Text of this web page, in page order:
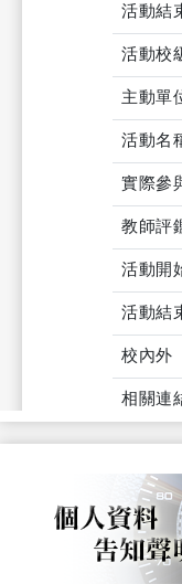
活動結
活動校
主動單
活動名
實際參
教師評
活動開
活動結
校內外
相關連